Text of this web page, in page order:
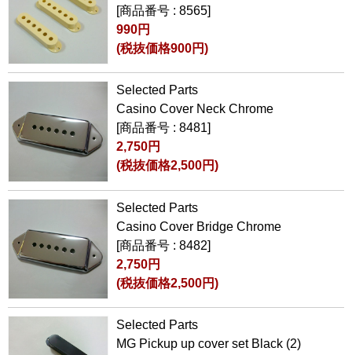
[商品番号 : 8565]
990円
(税抜価格900円)
Selected Parts
Casino Cover Neck Chrome
[商品番号 : 8481]
2,750円
(税抜価格2,500円)
Selected Parts
Casino Cover Bridge Chrome
[商品番号 : 8482]
2,750円
(税抜価格2,500円)
Selected Parts
MG Pickup up cover set Black (2)